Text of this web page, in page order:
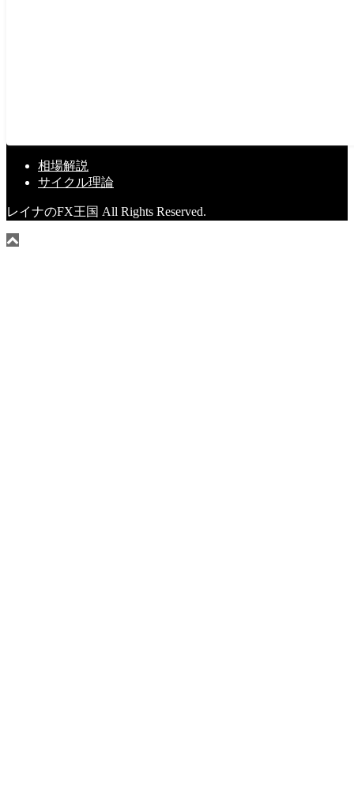
相場解説
サイクル理論
レイナのFX王国 All Rights Reserved.